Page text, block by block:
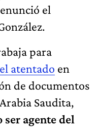
el
para
atentado en
de documentos
Saudita,
ser agente del